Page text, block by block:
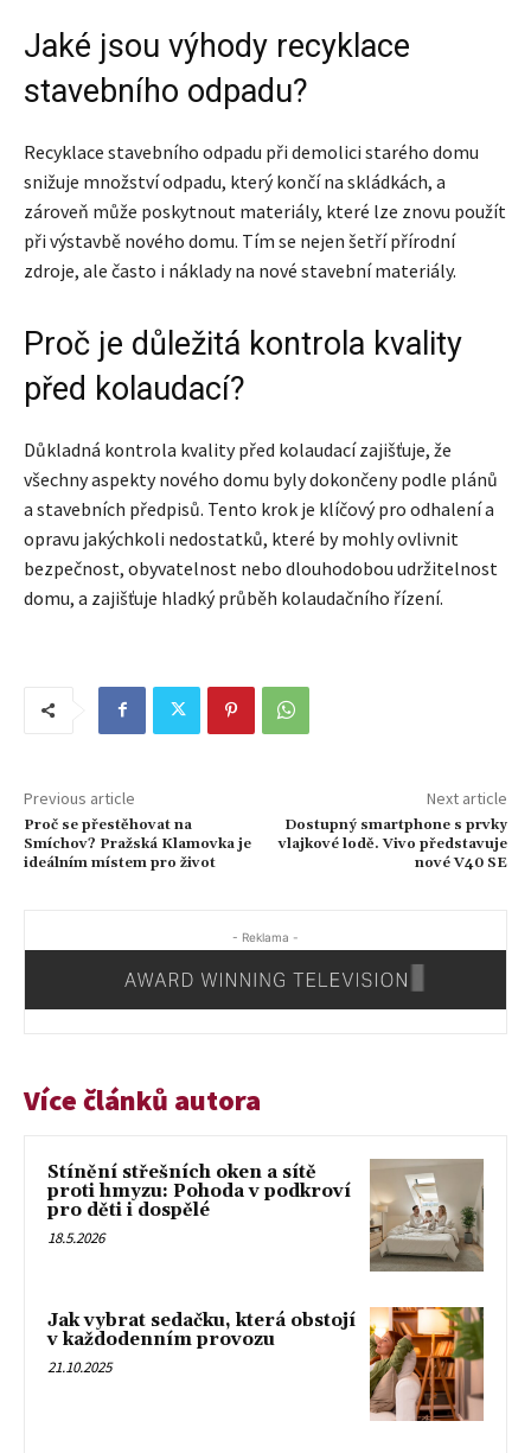
Jaké jsou výhody recyklace
stavebního odpadu?
Recyklace stavebního odpadu při demolici starého domu
snižuje množství odpadu, který končí na skládkách, a
zároveň může poskytnout materiály, které lze znovu použít
při výstavbě nového domu. Tím se nejen šetří přírodní
zdroje, ale často i náklady na nové stavební materiály.
Proč je důležitá kontrola kvality
před kolaudací?
Důkladná kontrola kvality před kolaudací zajišťuje, že
všechny aspekty nového domu byly dokončeny podle plánů
a stavebních předpisů. Tento krok je klíčový pro odhalení a
opravu jakýchkoli nedostatků, které by mohly ovlivnit
bezpečnost, obyvatelnost nebo dlouhodobou udržitelnost
domu, a zajišťuje hladký průběh kolaudačního řízení.
Previous article
Proč se přestěhovat na
Smíchov? Pražská Klamovka je
ideálním místem pro život
Next article
Dostupný smartphone s prvky
vlajkové lodě. Vivo představuje
nové V40 SE
- Reklama -
Více článků autora
Stínění střešních oken a sítě
proti hmyzu: Pohoda v podkroví
pro děti i dospělé
18.5.2026
Jak vybrat sedačku, která obstojí
v každodenním provozu
21.10.2025